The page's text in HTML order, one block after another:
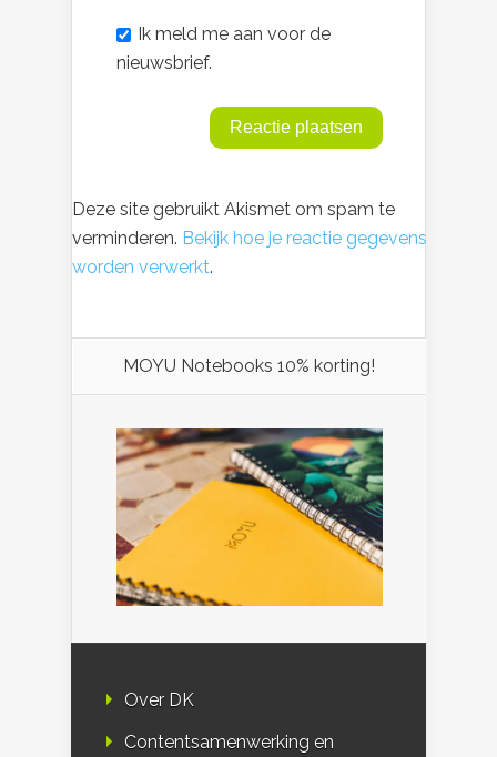
Ik meld me aan voor de
nieuwsbrief.
Deze site gebruikt Akismet om spam te
verminderen. Bekijk hoe je reactie gegevens
worden verwerkt.
MOYU Notebooks 10% korting!
Over DK
Contentsamenwerking en